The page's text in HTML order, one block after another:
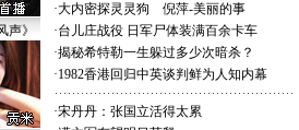
声》
·大内密探灵灵狗
倪萍-美丽的事
·台儿庄战役 日军尸体装满百余卡车
·揭秘希特勒一生躲过多少次暗杀？
·1982香港回归中英谈判鲜为人知内幕
·宋丹丹：张国立活得太累